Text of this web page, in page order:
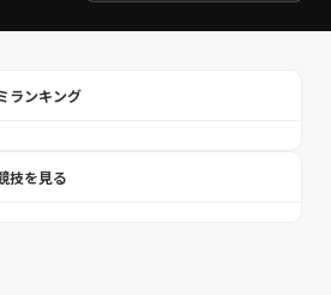
ランキング
技を見る